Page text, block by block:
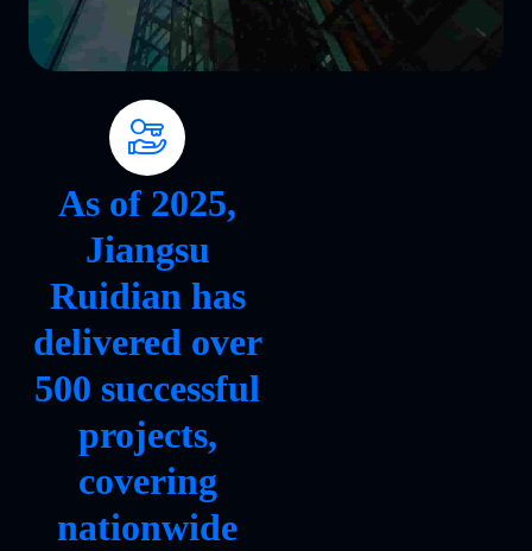
As of 2025,
Jiangsu
Ruidian has
delivered over
500 successful
projects,
covering
nationwide